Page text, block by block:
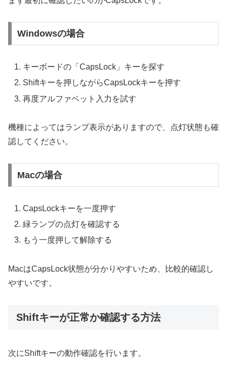
Windowsの場合
キーボードの「CapsLock」キーを探す
Shiftキーを押しながらCapsLockキーを押す
再度アルファベット入力を試す
機種によってはランプ表示がありますので、点灯状態も確
認してください。
Macの場合
CapsLockキーを一度押す
緑ランプの点灯を確認する
もう一度押して解除する
MacはCapsLock状態が分かりやすいため、比較的確認し
やすいです。
Shiftキーが正常か確認する方法
次にShiftキーの動作確認を行います。